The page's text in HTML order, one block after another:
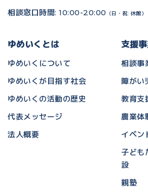
相談窓口時間: 10:00-20:00
（日・祝: 休館）
ゆめいくとは
ゆめいくについて
ゆめいくが目指す社会
ゆめいくの活動の歴史
代表メッセージ
法人概要
支援
相談事
障がい
教育支
農業体
イベン
子ども
設
親塾